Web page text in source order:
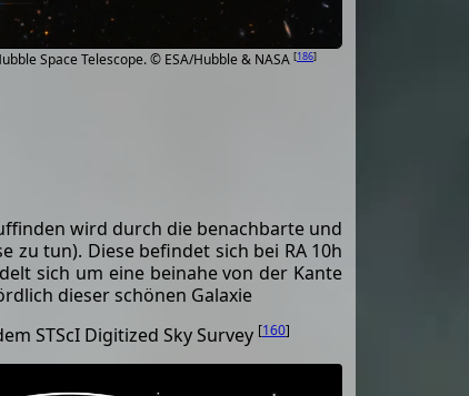
Space Telescope. © ESA/Hubble & NASA [186]
6, CGCG 265-54
9585+5555
wird durch die benachbarte und
zu tun). Diese befindet sich bei RA 10h
sich um eine beinahe von der Kante
dieser schönen Galaxie
STScI Digitized Sky Survey [160]